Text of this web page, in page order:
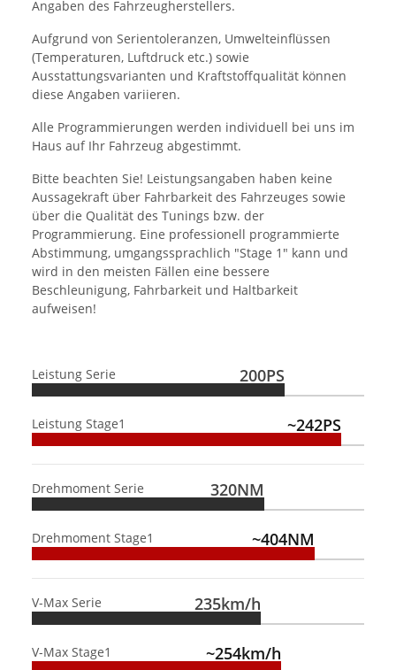
Angaben des Fahrzeugherstellers.
Aufgrund von Serientoleranzen, Umwelteinflüssen
(Temperaturen, Luftdruck etc.) sowie
Ausstattungsvarianten und Kraftstoffqualität können
diese Angaben variieren.
Alle Programmierungen werden individuell bei uns im
Haus auf Ihr Fahrzeug abgestimmt.
Bitte beachten Sie! Leistungsangaben haben keine
Aussagekraft über Fahrbarkeit des Fahrzeuges sowie
über die Qualität des Tunings bzw. der
Programmierung. Eine professionell programmierte
Abstimmung, umgangssprachlich "Stage 1" kann und
wird in den meisten Fällen eine bessere
Beschleunigung, Fahrbarkeit und Haltbarkeit
aufweisen!
Leistung Serie 200PS
Leistung Stage1 ~242PS
Drehmoment Serie 320NM
Drehmoment Stage1 ~404NM
V-Max Serie 235km/h
V-Max Stage1 ~254km/h